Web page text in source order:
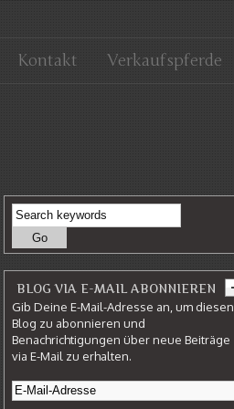
Kontakt Verkaufspferde
BLOG VIA E-MAIL ABONNIEREN
Gib Deine E-Mail-Adresse an, um diesen
Blog zu abonnieren und
Benachrichtigungen über neue Beiträge
via E-Mail zu erhalten.